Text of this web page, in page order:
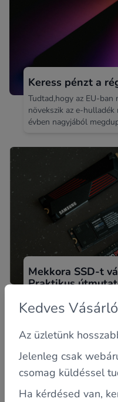
Keress pénzt a
Tudtad,hogy az EU-
növekszik az e-
évben nagyjából
Mekkora SSD-t
Praktikus
Biztosan Veled is
laptopvásárlásnál
Kedves
Az üzletünk
Jelenleg csak
csomag küldéssel
Ha kérdésed van,